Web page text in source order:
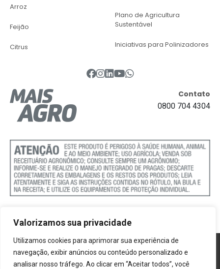
Valorizamos sua privacidade
Utilizamos cookies para aprimorar sua experiência de
navegação, exibir anúncios ou conteúdo personalizado e
analisar nosso tráfego. Ao clicar em “Aceitar todos”, você
Arroz
Feijão
Citrus
Plano de Agricultura
Sustentável
Iniciativas para Polinizadores
Contato
0800 704 4304
Política de Cookies
Termos e Condições